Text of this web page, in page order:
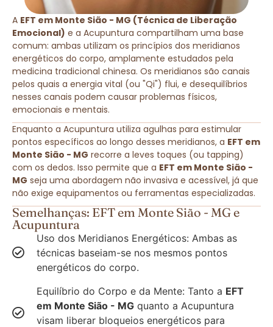
A EFT em Monte Sião - MG (Técnica de Liberação
Emocional) e a Acupuntura compartilham uma base
comum: ambas utilizam os princípios dos meridianos
energéticos do corpo, amplamente estudados pela
medicina tradicional chinesa. Os meridianos são canais
pelos quais a energia vital (ou "Qi") flui, e desequilíbrios
nesses canais podem causar problemas físicos,
emocionais e mentais.
Enquanto a Acupuntura utiliza agulhas para estimular
pontos específicos ao longo desses meridianos, a EFT em
Monte Sião - MG recorre a leves toques (ou tapping)
com os dedos. Isso permite que a EFT em Monte Sião -
MG seja uma abordagem não invasiva e acessível, já que
não exige equipamentos ou ferramentas especializadas.
Semelhanças: EFT em Monte Sião - MG e
Acupuntura
Uso dos Meridianos Energéticos: Ambas as
técnicas baseiam-se nos mesmos pontos
energéticos do corpo.
Equilíbrio do Corpo e da Mente: Tanto a EFT
em Monte Sião - MG quanto a Acupuntura
visam liberar bloqueios energéticos para